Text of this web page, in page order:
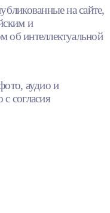
на сайте,
и
об интеллектуальной
аудио и
согласия